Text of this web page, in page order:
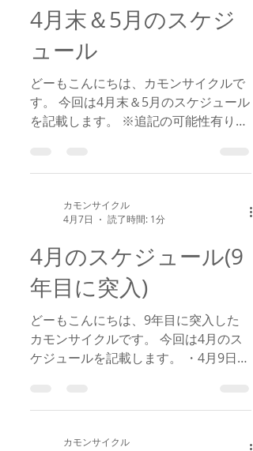
4月末＆5月のスケジ
ュール
どーもこんにちは、カモンサイクルで
す。 今回は4月末＆5月のスケジュール
を記載します。 ※追記の可能性有り。
日(土) 臨時休業日 5月21日(木) 時短
(金) 臨時休業日 5月30日(土) 臨時休
00～22：00
カモンサイクル
4月7日
読了時間: 1分
4月のスケジュール(9
年目に突入)
どーもこんにちは、9年目に突入した
カモンサイクルです。 今回は4月のス
ケジュールを記載します。 ・4月9日
22：00 ・4月25日(土) 臨時休業日
カモンサイクル